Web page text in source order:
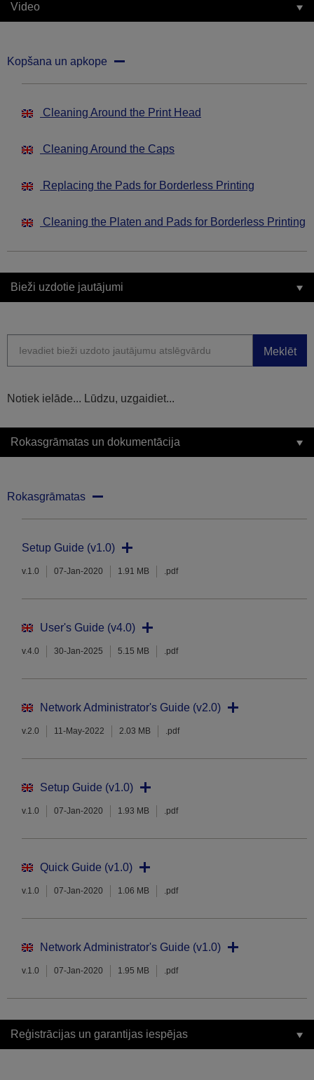
Video
Kopšana un apkope
Cleaning Around the Print Head
Cleaning Around the Caps
Replacing the Pads for Borderless Printing
Cleaning the Platen and Pads for Borderless Printing
Bieži uzdotie jautājumi
Meklēt
Notiek ielāde... Lūdzu, uzgaidiet...
Rokasgrāmatas un dokumentācija
Rokasgrāmatas
Setup Guide (v1.0)
v.1.0 07-Jan-2020 1.91 MB .pdf
User's Guide (v4.0)
v.4.0 30-Jan-2025 5.15 MB .pdf
Network Administrator's Guide (v2.0)
v.2.0 11-May-2022 2.03 MB .pdf
Setup Guide (v1.0)
v.1.0 07-Jan-2020 1.93 MB .pdf
Quick Guide (v1.0)
v.1.0 07-Jan-2020 1.06 MB .pdf
Network Administrator's Guide (v1.0)
v.1.0 07-Jan-2020 1.95 MB .pdf
Reģistrācijas un garantijas iespējas